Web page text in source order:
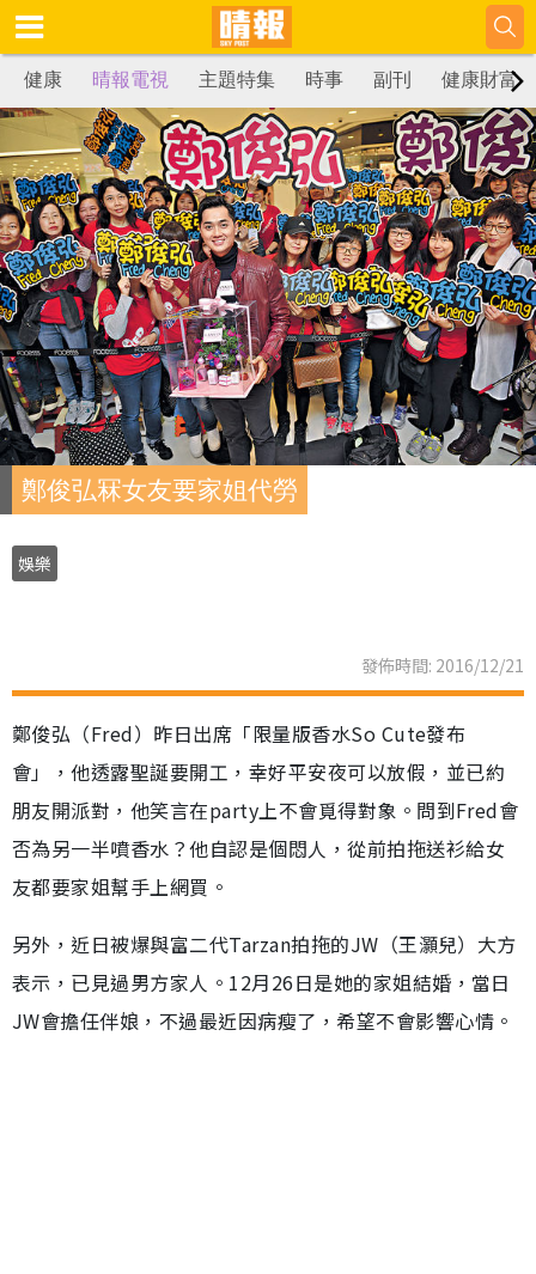
健康 晴報電視 主題特集 時事 副刊 健康財富
鄭俊弘冧女友要家姐代勞
娛樂
發佈時間: 2016/12/21
鄭俊弘（Fred）昨日出席「限量版香水So Cute發布
會」，他透露聖誕要開工，幸好平安夜可以放假，並已約
朋友開派對，他笑言在party上不會覓得對象。問到Fred會
否為另一半噴香水？他自認是個悶人，從前拍拖送衫給女
友都要家姐幫手上網買。
另外，近日被爆與富二代Tarzan拍拖的JW（王灝兒）大方
表示，已見過男方家人。12月26日是她的家姐結婚，當日
JW會擔任伴娘，不過最近因病瘦了，希望不會影響心情。